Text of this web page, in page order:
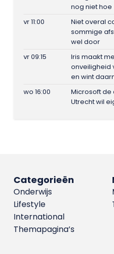
nog niet hoe
vr 11:00
Niet overal
sommige
wel door
vr 09:15
Iris maakt
onveiligheid
en wint
wo 16:00
Microsoft de
Utrecht wil
Categorieën
Onderwijs
Lifestyle
International
Themapagina’s